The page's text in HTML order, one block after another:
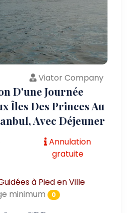
Viator Company
D'une Journée
Îles Des Princes Au
Avec Déjeuner
Annulation
gratuite
à Pied en Ville
minimum
0